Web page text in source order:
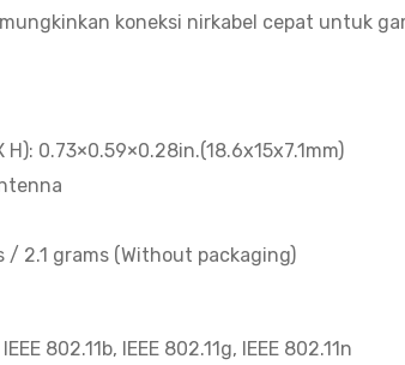
koneksi nirkabel cepat untuk
H): 0.73×0.59×0.28in.(18.6x15x7.1mm)
/ 2.1 grams (Without packaging)
802.11b, IEEE 802.11g, IEEE 802.11n